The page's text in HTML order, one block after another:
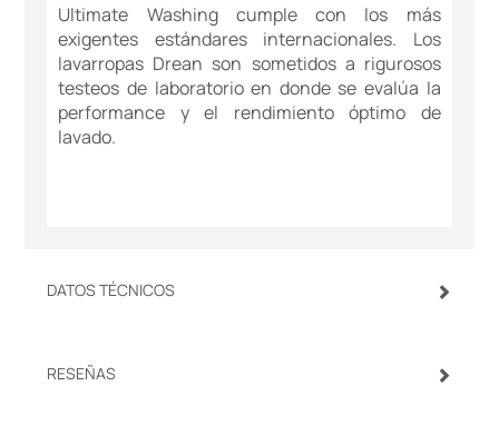
Ultimate Washing cumple con los más
exigentes estándares internacionales. Los
lavarropas Drean son sometidos a rigurosos
testeos de laboratorio en donde se evalúa la
performance y el rendimiento óptimo de
lavado.
DATOS TÉCNICOS
RESEÑAS